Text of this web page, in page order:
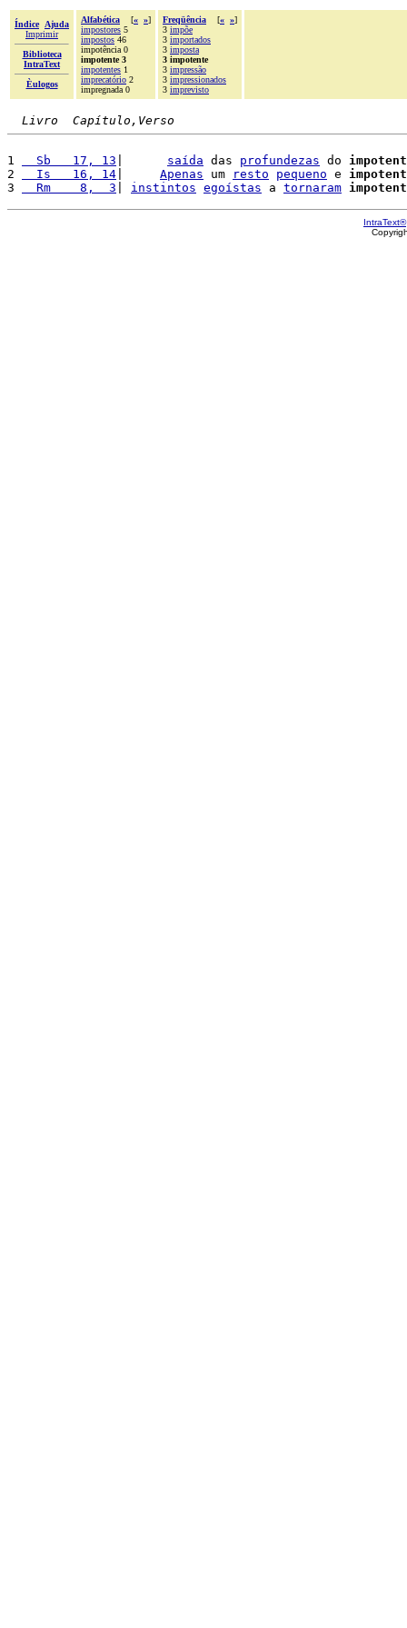
Índice
Ajuda
Imprimir
Biblioteca
IntraText
Èulogos
Alfabética [« »]
impostores 5
impostos 46
impotência 0
impotente 3
impotentes 1
imprecatório 2
impregnada 0
Freqüência [« »]
3 impõe
3 importados
3 imposta
3 impotente
3 impressão
3 impressionados
3 imprevisto
Livro  Capítulo,Verso
1
  Sb   17, 13
saída das profundezas do
2
  Is   16, 14
Apenas um resto pequeno e
3
  Rm    8,  3
instintos egoístas a tornaram
IntraText®